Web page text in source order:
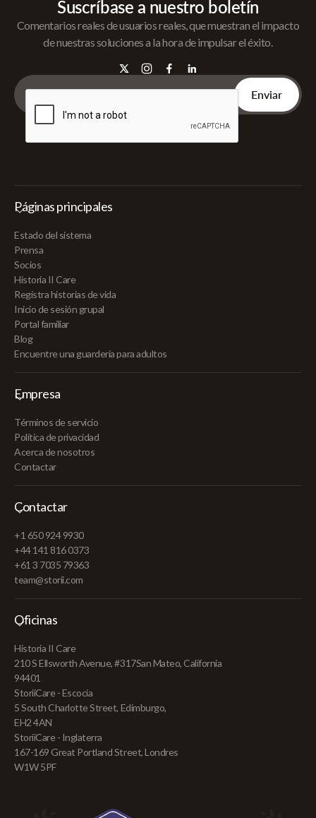
Suscríbase a nuestro boletín
Comentarios reales de usuarios reales, que muestran el impacto
de nuestras soluciones a la hora de impulsar el éxito.
Páginas principales
Estado del sistema
Prensa
Socios
Historia II Care
Registra historias de vida
Inicio de sesión grupal
Portal familiar
Blog
Encuentre una guardería para adultos
Empresa
Términos de servicio
Política de privacidad
Acerca de nosotros
Contactar
Contactar
+1 650 924 9930
+44 141 816 0373
+61 3 7035 79363
team@storii.com
Oficinas
Historia II Care
210 S Ellsworth Avenue, #317San Mateo, California
94401
StoriiCare - Escocia
5 South Charlotte Street, Edimburgo,
EH2 4AN
StoriiCare - Inglaterra
167-169 Great Portland Street, Londres
W1W 5PF